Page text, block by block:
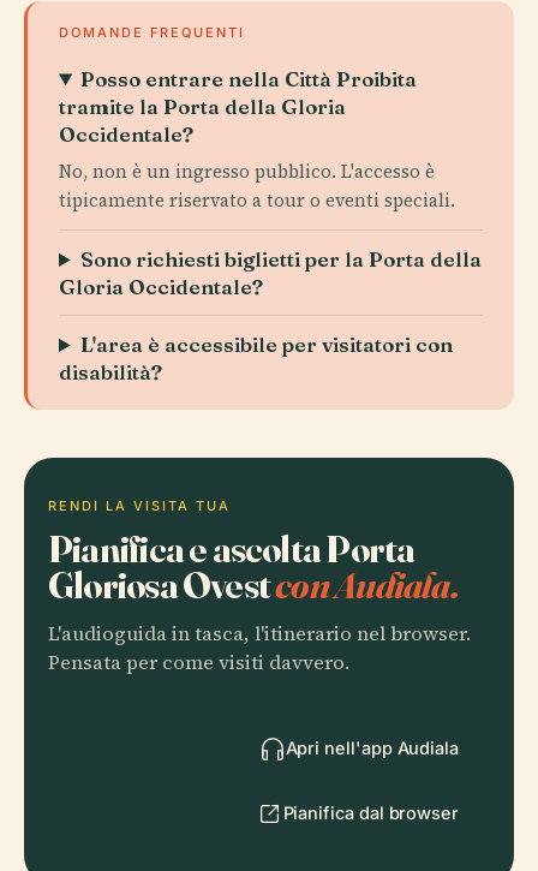
DOMANDE FREQUENTI
Posso entrare nella Città Proibita
tramite la Porta della Gloria
Occidentale?
No, non è un ingresso pubblico. L'accesso è
tipicamente riservato a tour o eventi speciali.
Sono richiesti biglietti per la Porta della
Gloria Occidentale?
L'area è accessibile per visitatori con
disabilità?
RENDI LA VISITA TUA
Pianifica e ascolta Porta
Gloriosa Ovestcon Audiala.
L'audioguida in tasca, l'itinerario nel browser.
Pensata per come visiti davvero.
Apri nell'app Audiala
Pianifica dal browser